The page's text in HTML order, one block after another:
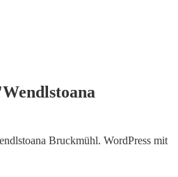
Bruckmühl. WordPress mit